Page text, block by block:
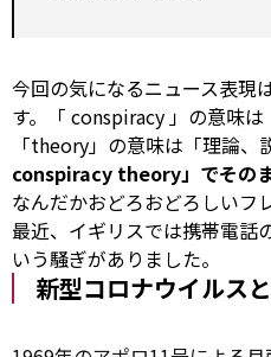
今回の気になるニュース表現
す。「 conspiracy」の意味は
「theory」の意味は「理論、
conspiracy theory」でその
なんだかおどろおどろしいフ
最近、イギリスでは携帯電話
いう騒ぎがありました。
新型コロナウイルス